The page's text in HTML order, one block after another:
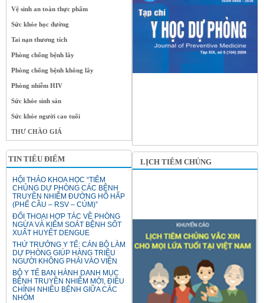
Vệ sinh an toàn thực phẩm
Sức khỏe học đường
Tai nạn thương tích
Phòng chống bệnh lây
Phòng chống bệnh không lây
Phòng nhiễm HIV
Sức khỏe sinh sản
Sức khỏe người cao tuổi
THƯ CHÀO GIÁ
TIN TIÊU ĐIỂM
HỘI THẢO KHOA HỌC “TIÊM
CHỦNG DỰ PHÒNG CÁC BỆNH
TRUYỀN NHIỄM ĐƯỜNG HÔ HẤP
(PHẾ CẦU – RSV – CÚM)”
ĐỐI THOẠI HỢP TÁC VỀ PHÒNG
NGỪA VÀ KIỂM SOÁT BỆNH SỐT
XUẤT HUYẾT DENGUE
THỨ TRƯỞNG Y TẾ: CÁN BỘ LÀM
DỰ PHÒNG GIÚP HÀNG TRIỆU
NGƯỜI KHÔNG PHẢI VÀO VIỆN
BỘ Y TẾ BAN HÀNH DANH MỤC
BỆNH TRUYỀN NHIỄM MỚI, ĐIỀU
CHỈNH NHIỀU BỆNH GIỮA CÁC
NHÓM
LỊCH TIÊM CHỦNG